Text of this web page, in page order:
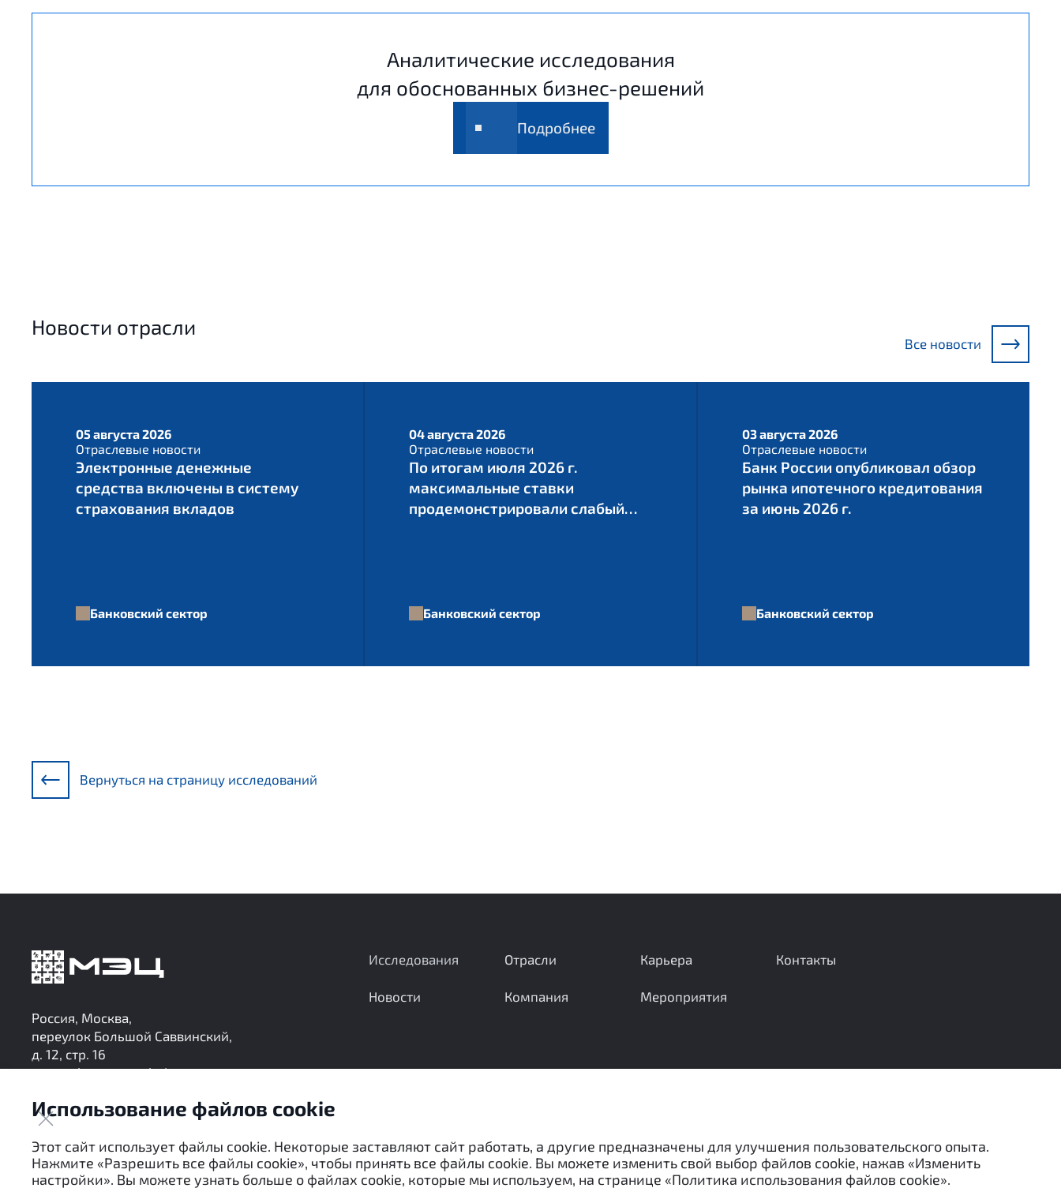
Аналитические исследования
для обоснованных бизнес-решений
Подробнее
Новости отрасли
Все новости
05 августа 2026
Отраслевые новости
Электронные денежные
средства включены в систему
страхования вкладов
Банковский сектор
04 августа 2026
Отраслевые новости
По итогам июля 2026 г.
максимальные ставки
продемонстрировали слабый
Банковский сектор
03 августа 2026
Отраслевые новости
Банк России опубликовал обзор
рынка ипотечного кредитования
за июнь 2026 г.
Банковский сектор
Вернуться на страницу исследований
Россия, Москва,
переулок Большой Саввинский,
д. 12, стр. 16
research@mec-analytics.ru
Исследования
Новости
Отрасли
Компания
Карьера
Мероприятия
Контакты
Использование файлов cookie
Этот сайт использует файлы cookie. Некоторые заставляют сайт работать, а другие предназначены для улучшения пользовательского опыта.
Нажмите «Разрешить все файлы cookie», чтобы принять все файлы cookie. Вы можете изменить свой выбор файлов cookie, нажав «Изменить
настройки». Вы можете узнать больше о файлах cookie, которые мы используем, на странице «Политика использования файлов cookie».